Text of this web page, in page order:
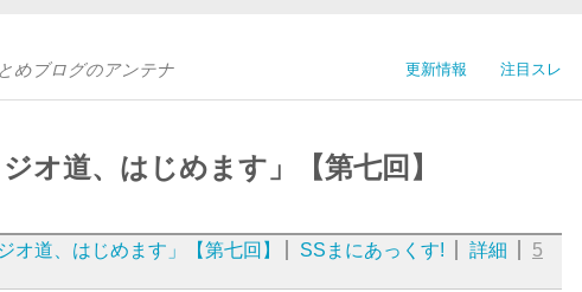
更新情報 注目スレ
めブログのアンテナ
オ道、はじめます」【第七回】
オ道、はじめます」【第七回】 SSまにあっくす! 詳細
5